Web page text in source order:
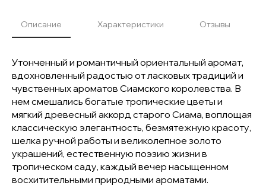
Описание Характеристики Отзывы
Утонченный и романтичный ориентальный аромат,
вдохновленный радостью от ласковых традиций и
чувственных ароматов Сиамского королевства. В
нем смешались богатые тропические цветы и
мягкий древесный аккорд старого Сиама, воплощая
классическую элегантность, безмятежную красоту,
шелка ручной работы и великолепное золото
украшений, естественную поэзию жизни в
тропическом саду, каждый вечер насыщенном
восхитительными природными ароматами.